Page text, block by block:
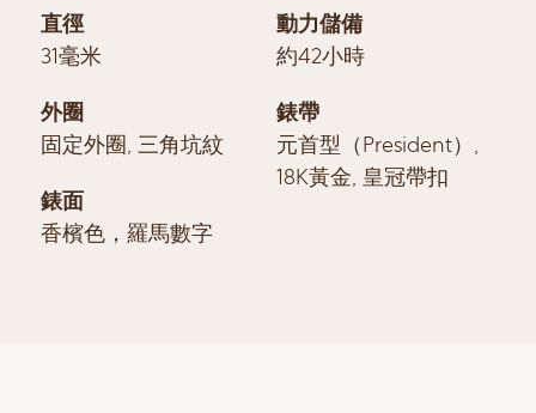
直徑
31毫米
外圈
固定外圈, 三角坑紋
錶面
香檳色，羅馬數字
動力儲備
約42小時
錶帶
元首型（President）,
18K黃金, 皇冠帶扣